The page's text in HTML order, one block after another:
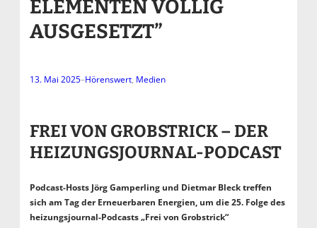
ELEMENTEN VÖLLIG
AUSGESETZT”
13. Mai 2025–Hörenswert, Medien
FREI VON GROBSTRICK – DER
HEIZUNGSJOURNAL-PODCAST
Podcast-Hosts Jörg Gamperling und Dietmar Bleck treffen
sich am Tag der Erneuerbaren Energien, um die 25. Folge des
heizungsjournal-Podcasts „Frei von Grobstrick“